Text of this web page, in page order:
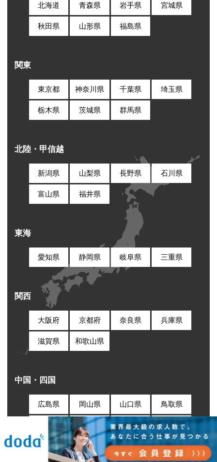
北海道 青森県 岩手県 宮城県
秋田県 山形県 福島県
関東
東京都 神奈川県 千葉県 埼玉県
栃木県 茨城県 群馬県
北陸・甲信越
新潟県 山梨県 長野県 石川県
富山県 福井県
東海
愛知県 静岡県 岐阜県 三重県
関西
大阪府 京都府 奈良県 兵庫県
滋賀県 和歌山県
中国・四国
広島県 岡山県 山口県 鳥取県
島根県 香川県 徳島県 愛媛県
高知県